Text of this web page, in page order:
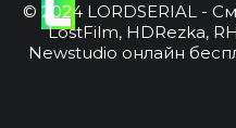
© 2024 LORDSERIAL -
LostFilm, HDRezka,
Newstudio онлайн